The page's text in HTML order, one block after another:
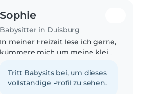
Sophie
Babysitter in Duisburg
In meiner Freizeit lese ich gerne,
kümmere mich um meine kleine
Male und kochen Zudem gerne.
Tritt Babysits bei, um dieses
vollständige Profil zu sehen.